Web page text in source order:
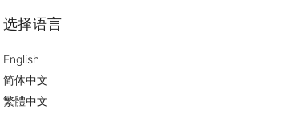
选择语言
English
简体中文
繁體中文